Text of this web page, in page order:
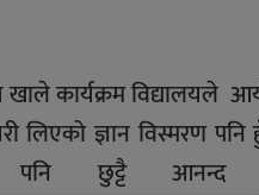
खाले कार्यक्रम विद्यालयले
ज्ञान विस्मरण पनि
पनि छुट्टै